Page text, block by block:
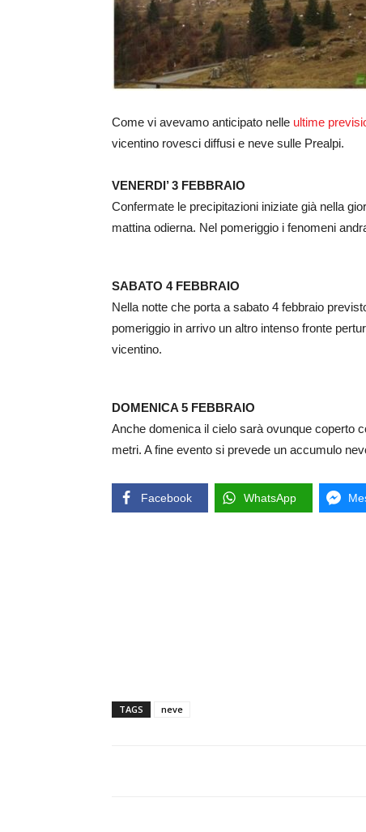
Come vi avevamo anticipato nelle ultime
vicentino rovesci diffusi e neve sulle Prealpi.
VENERDI’ 3 FEBBRAIO
Confermate le precipitazioni iniziate già nella
mattina odierna. Nel pomeriggio i fenomeni
SABATO 4 FEBBRAIO
Nella notte che porta a sabato 4 febbraio
pomeriggio in arrivo un altro intenso fronte
vicentino.
DOMENICA 5 FEBBRAIO
Anche domenica il cielo sarà ovunque coperto
metri. A fine evento si prevede un accumulo
Facebook WhatsApp
TAGS neve